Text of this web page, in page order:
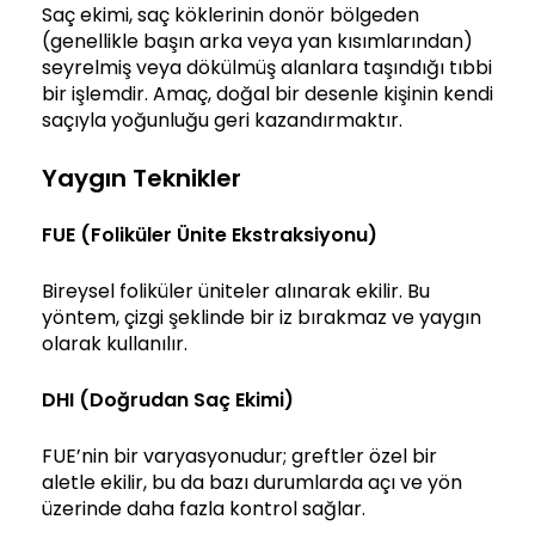
Saç ekimi, saç köklerinin donör bölgeden
(genellikle başın arka veya yan kısımlarından)
seyrelmiş veya dökülmüş alanlara taşındığı tıbbi
bir işlemdir. Amaç, doğal bir desenle kişinin kendi
saçıyla yoğunluğu geri kazandırmaktır.
Yaygın Teknikler
FUE (Foliküler Ünite Ekstraksiyonu)
Bireysel foliküler üniteler alınarak ekilir. Bu
yöntem, çizgi şeklinde bir iz bırakmaz ve yaygın
olarak kullanılır.
DHI (Doğrudan Saç Ekimi)
FUE’nin bir varyasyonudur; greftler özel bir
aletle ekilir, bu da bazı durumlarda açı ve yön
üzerinde daha fazla kontrol sağlar.